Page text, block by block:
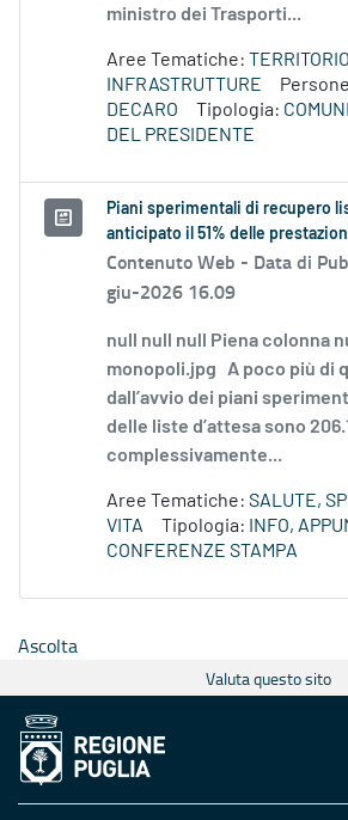
ministro dei Trasporti...
Aree Tematiche:
INFRASTRUTTURE
DECARO
Tipologia:
DEL PRESIDENTE
Piani sperimentali di recupero
anticipato il 51% delle
Contenuto Web - Data di
giu-2026 16.09
null null null Piena colonna
monopoli.jpg A poco più di
dall’avvio dei piani
delle liste d’attesa sono
complessivamente...
Aree Tematiche: SALUTE,
VITA
Tipologia:
INFO,
CONFERENZE STAMPA
Ascolta
Valuta questo sito